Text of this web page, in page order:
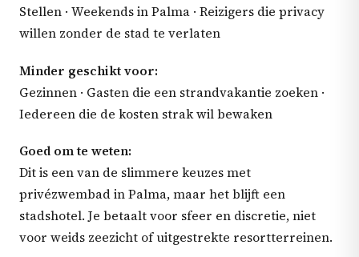
Stellen · Weekends in Palma · Reizigers die privacy
willen zonder de stad te verlaten
Minder geschikt voor:
Gezinnen · Gasten die een strandvakantie zoeken ·
Iedereen die de kosten strak wil bewaken
Goed om te weten:
Dit is een van de slimmere keuzes met
privézwembad in Palma, maar het blijft een
stadshotel. Je betaalt voor sfeer en discretie, niet
voor weids zeezicht of uitgestrekte resortterreinen.